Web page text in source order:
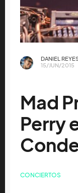
DANIEL
15/JUN/2015
Mad
Perry
CONCIERTOS